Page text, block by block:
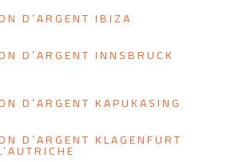
D’ARGENT IBIZA
D’ARGENT INNSBRUCK
D’ARGENT KAPUKASING
D’ARGENT KLAGENFURT